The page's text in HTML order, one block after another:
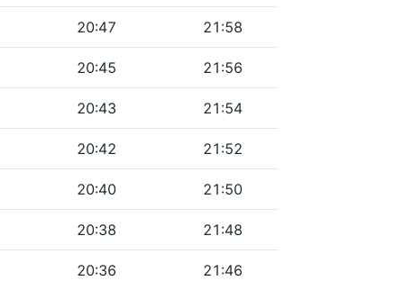
20:47 21:58
20:45 21:56
20:43 21:54
20:42 21:52
20:40 21:50
20:38 21:48
20:36 21:46